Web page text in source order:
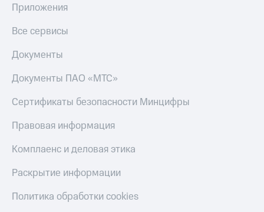
Приложения
Все сервисы
Документы
Документы ПАО «МТС»
Сертификаты безопасности Минцифры
Правовая информация
Комплаенс и деловая этика
Раскрытие информации
Политика обработки cookies